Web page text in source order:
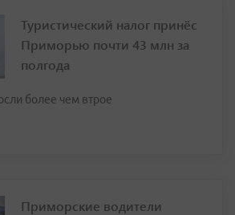
Туристический налог принёс
Приморью почти 43 млн за
полгода
более чем втрое
Приморские водители